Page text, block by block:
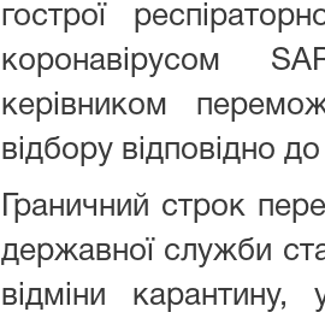
гострої
коронавірусом
керівником
відбору відповідно
Граничний строк
державної служби
відміни карантину,